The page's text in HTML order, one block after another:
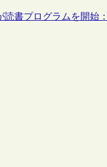
書プログラムを開始